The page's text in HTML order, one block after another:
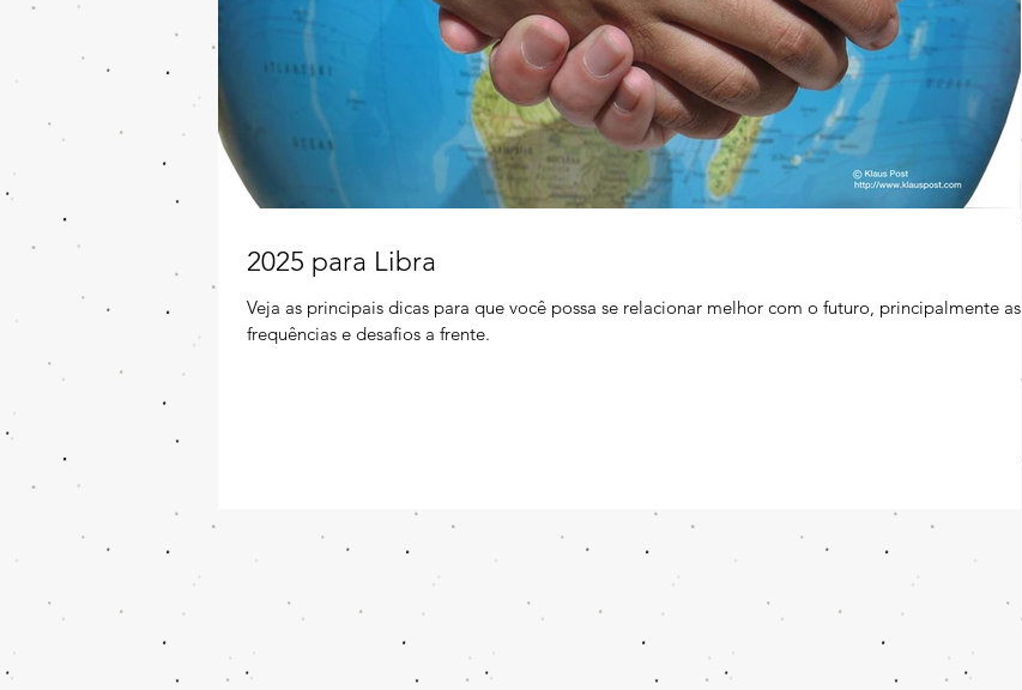
2025 para Libra
Veja as principais dicas para que você possa se relacionar melhor com o futuro, principalmente as
frequências e desafios a frente.